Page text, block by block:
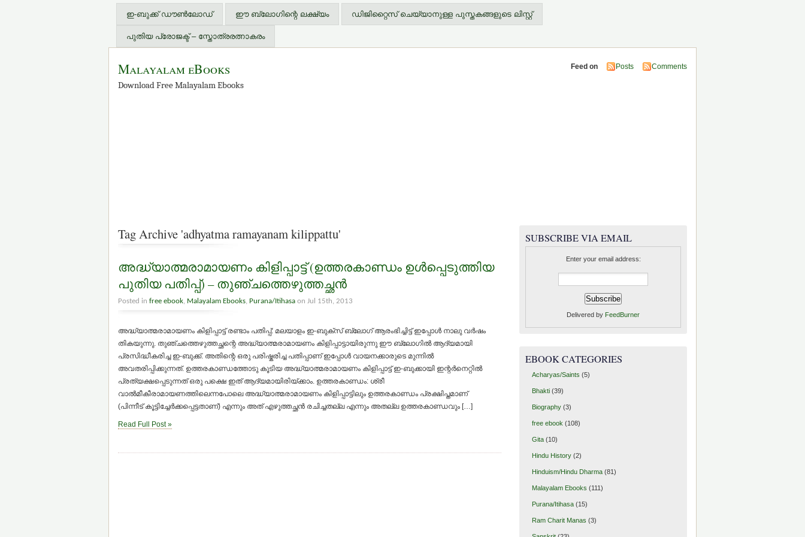
ഇ-ബുക്ക് ഡൗണ്‍ലോഡ് ഈ ബ്ലോഗിന്റെ ലക്ഷ്യം ഡിജിറ്റൈസ് ചെയ്യാനുള്ള പുസ്തകങ്ങളുടെ ലിസ്റ്റ്
പുതിയ പ്രോജക്ട് – സ്തോത്രരത്നാകരം
Malayalam eBooks
Download Free Malayalam Ebooks
Feed on Posts Comments
Tag Archive 'adhyatma ramayanam kilippattu'
അദ്ധ്യാത്മരാമായണം കിളിപ്പാട്ട്‌ (ഉത്തരകാണ്ഡം ഉള്‍പ്പെടുത്തിയ
പുതിയ പതിപ്പ്) – തുഞ്ചത്തെഴുത്തച്ഛന്‍
Posted in free ebook, Malayalam Ebooks, Purana/Itihasa on Jul 15th, 2013
അദ്ധ്യാത്മരാമായണം കിളിപ്പാട്ട് രണ്ടാം പതിപ്പ്: മലയാളം ഇ-ബുക്സ് ബ്ലോഗ് ആരംഭിച്ചിട്ട് ഇപ്പോള്‍ നാലു വര്‍ഷം
തികയുന്നു. തുഞ്ചത്തെഴുത്തച്ഛന്റെ അദ്ധ്യാത്മരാമായണം കിളിപ്പാട്ടായിരുന്നു ഈ ബ്ലോഗില്‍ ആദ്യമായി
പ്രസിദ്ധീകരിച്ച ഇ-ബുക്ക്. അതിന്റെ ഒരു പരിഷ്കരിച്ച പതിപ്പാണ് ഇപ്പോള്‍ വായനക്കാരുടെ മുന്നില്‍
അവതരിപ്പിക്കുന്നത്. ഉത്തരകാണ്ഡത്തോടു കൂടിയ അദ്ധ്യാത്മരാമായണം കിളിപ്പാട്ട് ഇ-ബുക്കായി ഇന്റര്‍നെറ്റില്‍
പ്രത്യക്ഷപ്പെടുന്നത് ഒരു പക്ഷെ ഇത് ആദ്യമായിരിയ്ക്കാം. ഉത്തരകാണ്ഡം: ശ്രീ
വാല്‍മീകീരാമായണത്തിലെന്നപോലെ അദ്ധ്യാത്മരാമായണം കിളിപ്പാട്ടിലും ഉത്തരകാണ്ഡം പ്രക്ഷിപ്തമാണ്
(പിന്നീട് കൂട്ടിച്ചേര്‍ക്കപ്പെട്ടതാണ്) എന്നും അത് എഴുത്തച്ഛന്‍ രചിച്ചതല്ല എന്നും അതല്ല ഉത്തരകാണ്ഡവും […]
Read Full Post »
SUBSCRIBE VIA EMAIL
Enter your email address:
Delivered by FeedBurner
EBOOK CATEGORIES
Acharyas/Saints (5)
Bhakti(39)
Biography(3)
free ebook (108)
Gita(10)
Hindu History(2)
Hinduism/Hindu Dharma(81)
Malayalam Ebooks (111)
Purana/Itihasa(15)
Ram Charit Manas (3)